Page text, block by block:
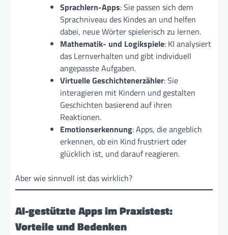
Sprachlern-Apps: Sie passen sich dem
Sprachniveau des Kindes an und helfen
dabei, neue Wörter spielerisch zu lernen.
Mathematik- und Logikspiele: KI analysiert
das Lernverhalten und gibt individuell
angepasste Aufgaben.
Virtuelle Geschichtenerzähler: Sie
interagieren mit Kindern und gestalten
Geschichten basierend auf ihren
Reaktionen.
Emotionserkennung: Apps, die angeblich
erkennen, ob ein Kind frustriert oder
glücklich ist, und darauf reagieren.
Aber wie sinnvoll ist das wirklich?
AI-gestützte Apps im Praxistest:
Vorteile und Bedenken